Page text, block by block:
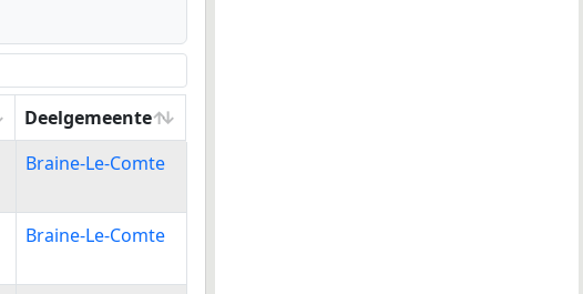
Deelgemeente
Deelgemeente
Braine-Le-Comte
Braine-Le-Comte